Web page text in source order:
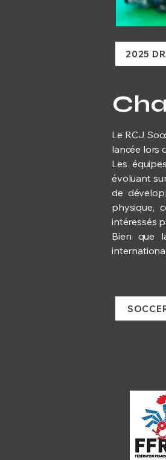
2025
Le RCJ
lancée lors
Les
évoluant
de
physique,
intéressés
Bien que